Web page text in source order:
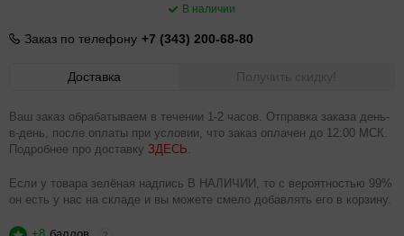
В наличии
Заказ по телефону +7 (343) 200-68-80
Доставка
Ваш заказ обрабатываем в течении 1-2 часов. Отправка заказа день-
в-день, после оплаты при условии, что заказ оплачен до 12:00 МСК.
Подробнее про доставку ЗДЕСЬ.
Если у товара зелёная надпись В НАЛИЧИИ, то с вероятностью 99%
он есть у нас на складе и вы можете смело добавлять его в корзину.